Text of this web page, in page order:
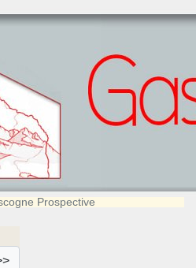
Prospective